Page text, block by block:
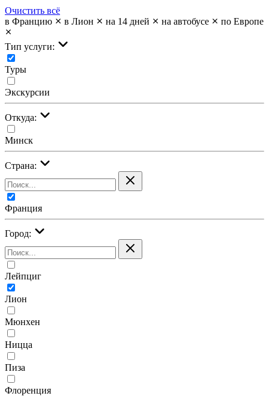
Очистить всё
в Францию
в Лион на 14 дней на автобусе по Европе
Тип услуги:
Туры
Экскурсии
Откуда:
Минск
Страна:
Франция
Город:
Лейпциг
Лион
Мюнхен
Ницца
Пиза
Флоренция